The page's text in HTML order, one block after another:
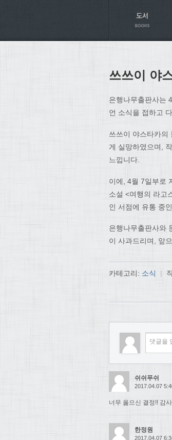
쓰쓰이 야
은행나무출판사는
언 소식을 접하고
쓰쓰이 야스타카의
게 실망하였으며,
느낍니다.
이에, 4월 7일부로
소설 <여행의 라고
인 서점에 유통 중
은행나무출판사와
이 사과드리며, 앞
카테고리: 소식 |
쉬쉬푸쉬
2017.04.07
너무 옳으신 결정!! 감
한정원
2017.04.07